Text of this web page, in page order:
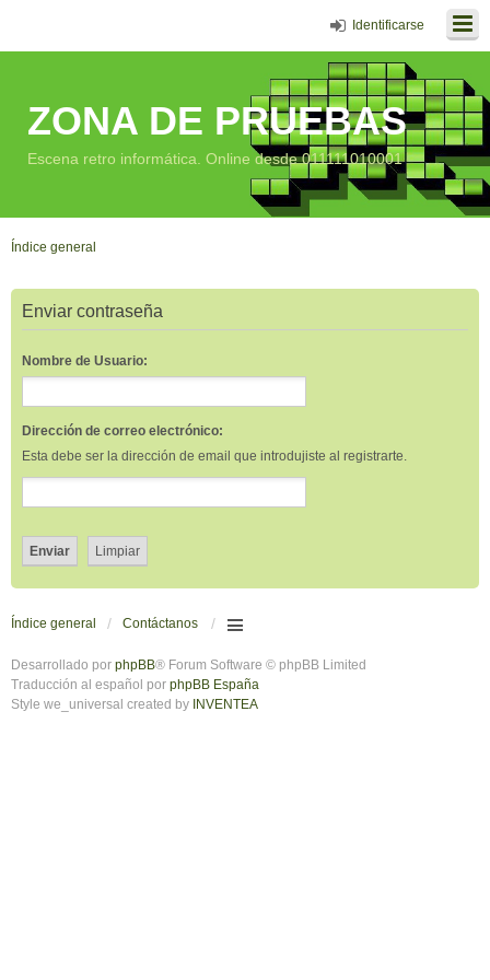
Identificarse
ZONA DE PRUEBAS
Escena retro informática. Online desde 011111010001
Índice general
Enviar contraseña
Nombre de Usuario:
Dirección de correo electrónico:
Esta debe ser la dirección de email que introdujiste al registrarte.
Índice general Contáctanos
Desarrollado por phpBB® Forum Software © phpBB Limited
Traducción al español por phpBB España
Style we_universal created by INVENTEA